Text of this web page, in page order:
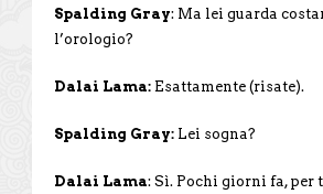
Spalding Gray: Ma lei guarda
l’orologio?
Dalai Lama: Esattamente (risate).
Spalding Gray: Lei sogna?
Dalai Lama: Sì. Pochi giorni fa, per